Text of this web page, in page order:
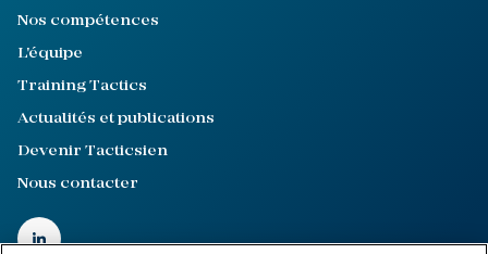
Nos compétences
L'équipe
Training Tactics
Actualités et publications
Devenir Tacticsien
Nous contacter